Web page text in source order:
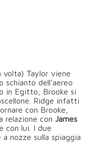
volta) Taylor viene
schianto dell’aereo
in Egitto, Brooke si
Ridge infatti
con Brooke,
relazione con James
con lui. I due
nozze sulla spiaggia